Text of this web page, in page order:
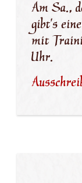
Am Sa.,
gibt's
mit
Uhr.